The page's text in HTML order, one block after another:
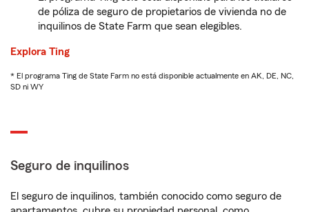
de póliza de seguro de propietarios de vivienda no de
inquilinos de State Farm que sean elegibles.
Explora Ting
* El programa Ting de State Farm no está disponible actualmente en AK, DE, NC,
SD ni WY
Seguro de inquilinos
El seguro de inquilinos, también conocido como seguro de